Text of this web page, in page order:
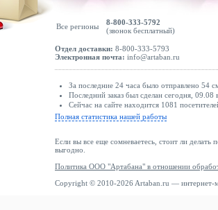
Все регионы
8-800-333-5792
(звонок бесплатный)
Отдел доставки: 8-800-333-5793
Электронная почта: info@artaban.ru
За последние 24 часа было отправлено 54
Последний заказ был сделан сегодня,
Сейчас на сайте находится 1081
Полная статистика нашей работы
Если вы все еще сомневаетесь, стоит ли делать
выгодно.
Политика ООО "Артабана" в отношении
Copyright © 2010-2026 Artaban.ru — интернет-